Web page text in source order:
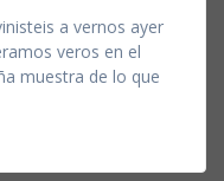
a vernos ayer
veros en el
muestra de lo que